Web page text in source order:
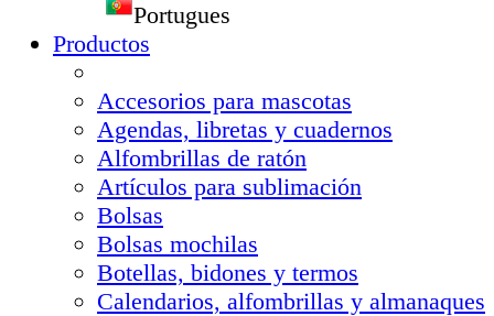
Portugues
Productos
Accesorios para mascotas
Agendas, libretas y cuadernos
Alfombrillas de ratón
Artículos para sublimación
Bolsas
Bolsas mochilas
Botellas, bidones y termos
Calendarios, alfombrillas y almanaques